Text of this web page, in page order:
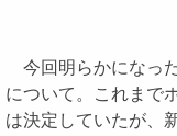
今回明らかになっ
について。これまで
は決定していたが、